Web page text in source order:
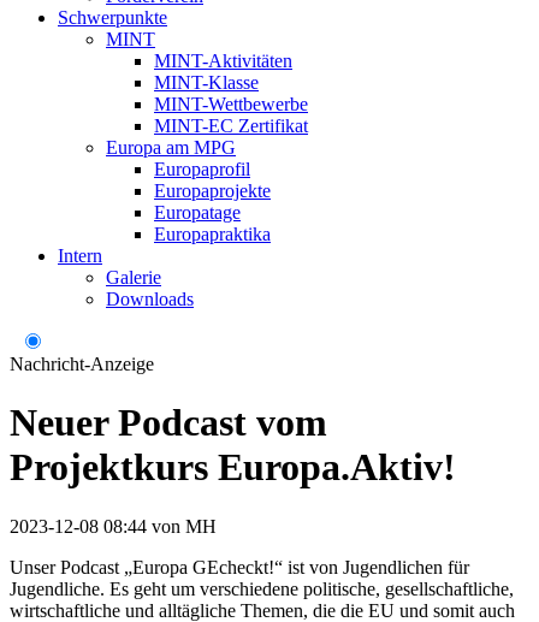
Schwerpunkte
MINT
MINT-Aktivitäten
MINT-Klasse
MINT-Wettbewerbe
MINT-EC Zertifikat
Europa am MPG
Europaprofil
Europaprojekte
Europatage
Europapraktika
Intern
Galerie
Downloads
Nachricht-Anzeige
Neuer Podcast vom
Projektkurs Europa.Aktiv!
2023-12-08 08:44 von MH
Unser Podcast „Europa GEcheckt!“ ist von Jugendlichen für
Jugendliche. Es geht um verschiedene politische, gesellschaftliche,
wirtschaftliche und alltägliche Themen, die die EU und somit auch